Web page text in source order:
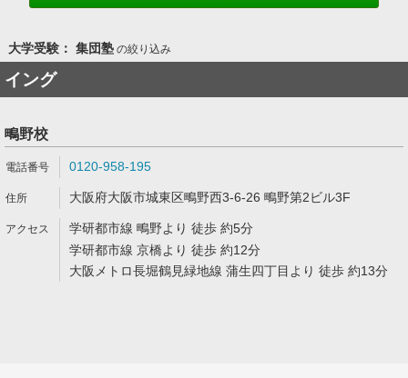
大学受験： 集団塾の絞り込み
イング
鴫野校
0120-958-195
大阪府大阪市城東区鴫野西3-6-26 鴫野第2ビル3F
学研都市線 鴫野より 徒歩 約5分
学研都市線 京橋より 徒歩 約12分
大阪メトロ長堀鶴見緑地線 蒲生四丁目より 徒歩 約13分